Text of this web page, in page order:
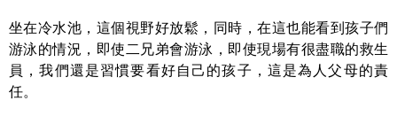
坐在冷水池，這個視野好放鬆，同時，在這也能看到孩子們
游泳的情況，即使二兄弟會游泳，即使現場有很盡職的救生
員，我們還是習慣要看好自己的孩子，這是為人父母的責
任。